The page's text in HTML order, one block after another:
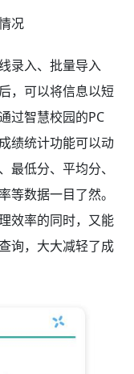
况
录入、批量导入
，可以将信息以短
过智慧校园的PC
绩统计功能可以动
最低分、平均分、
等数据一目了然。
效率的同时，又能
询，大大减轻了成